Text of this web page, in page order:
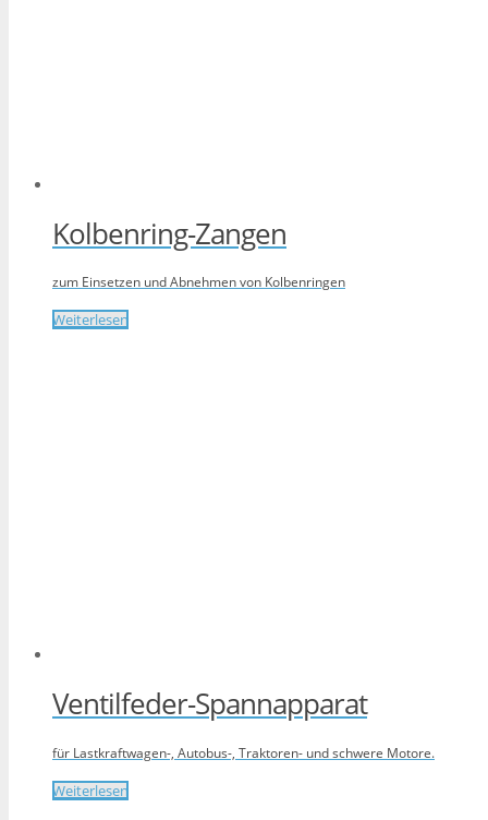
Kolbenring-Zangen
zum Einsetzen und Abnehmen von Kolbenringen
Weiterlesen
Ventilfeder-Spannapparat
für Lastkraftwagen-, Autobus-, Traktoren- und schwere Motore.
Weiterlesen